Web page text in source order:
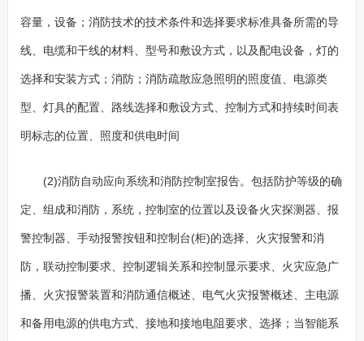
容量，设备；消防技术的技术条件和选择要求标准具备所需的导
线、电缆和干线的材料、型号和敷设方式，以及配电设备，灯的
选择和安装方式；消防；消防疏散应急照明的照度值、电源类
型、灯具的配置、路线选择和敷设方式、控制方式和持续时间表
明标志的位置、照度和供电时间
(2)消防自动应向系统和消防控制室报告。包括防护等级的确
定、组成和消防，系统，控制室的位置以及设备火灾探测器、报
警控制器、手动报警按钮和控制台(柜)的选择、火灾报警和消
防，联动控制要求、控制逻辑关系和控制显示要求、火灾应急广
播、火灾报警装置和消防通信概述、电气火灾报警概述、主电源
和备用电源的供电方式、接地和接地电阻要求、选择；当智能系